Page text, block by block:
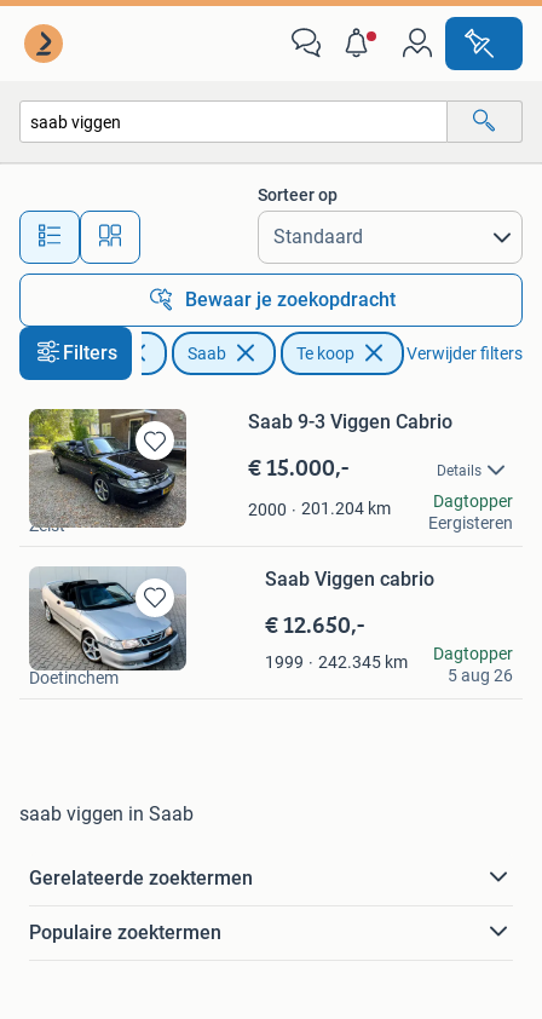
Alle afstanden…
Sorteer op
Bewaar je zoekopdracht
Filters
Auto's Saab Te koop Verwijder filters
Bewaren
in
Mijn
Favorieten
Saab 9-3 Viggen Cabrio
€ 15.000,- Details
2000 201.204 km
Adriaan
Zeist
Dagtopper
Eergisteren
Bewaren
in
Mijn
Saab Viggen cabrio
€ 12.650,-
1999 242.345 km
Bongers Exclusive
Doetinchem
Dagtopper
5 aug 26
saab viggen in Saab
Gerelateerde zoektermen
Populaire zoektermen